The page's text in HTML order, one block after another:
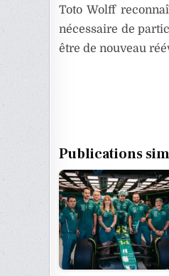
Toto Wolff
nécessaire de
être de nouveau
Publications